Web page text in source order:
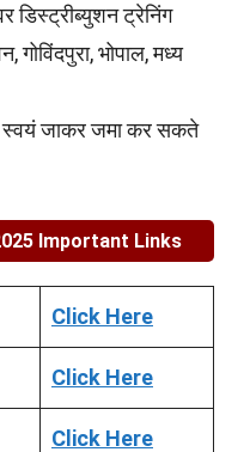
डिस्ट्रीब्युशन ट्रेनिंग
गोविंदपुरा, भोपाल, मध्य
स्वयं जाकर जमा कर सकते
Important Links
Click Here
Click Here
Click Here